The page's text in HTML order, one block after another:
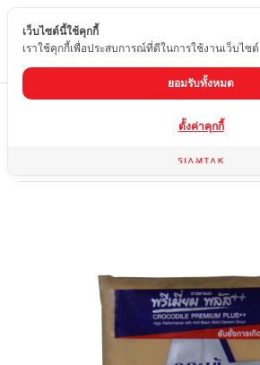
TH
ผลิตภัณฑ์สำหรับการติด
เว็บไซต์นี้ใช้คุกกี้
เราใช้คุกกี้เพื่อประสบการณ์ที่ดีในการใช้งานเว็บไซต์
ยอมรับทั้งหมด
ตั้งค่าคุกกี้